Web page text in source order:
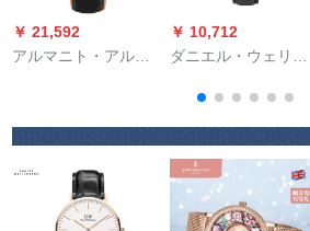
￥ 21,592
アルマニト・アルシ
ム男子时计AR 11174
￥ 10,712
ダニエル・ウェリン
計34 mm文字盤ゴー
ルドベルト超薄型女
0951 DW（DW
001000076）